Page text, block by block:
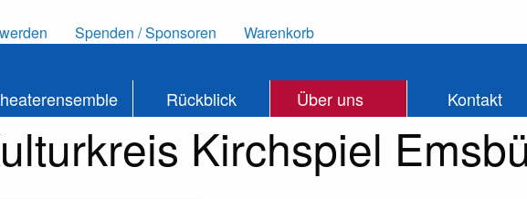
Spenden / Sponsoren
Warenkorb
Rückblick Über uns Kontakt
Kirchspiel